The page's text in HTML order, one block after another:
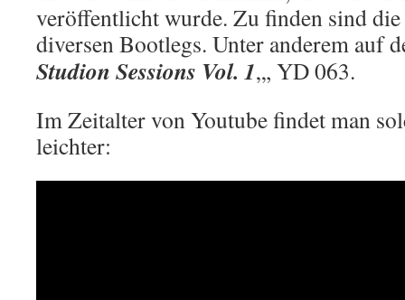
veröffentlicht wurde. Zu finden sind
diversen Bootlegs. Unter anderem auf
Studion Sessions Vol. 1„, YD 063.
Im Zeitalter von Youtube findet man
leichter: